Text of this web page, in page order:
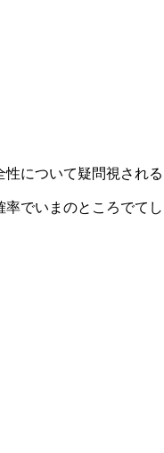
について疑問視される
でいまのところでてし